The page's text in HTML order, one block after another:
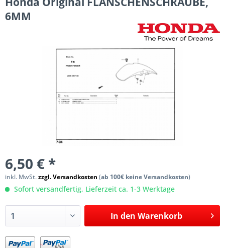
6MM
6,50 € *
inkl. MwSt.zzgl. Versandkosten (ab 100€ keine Versandkosten)
Sofort versandfertig, Lieferzeit ca. 1-3 Werktage
In den Warenkorb